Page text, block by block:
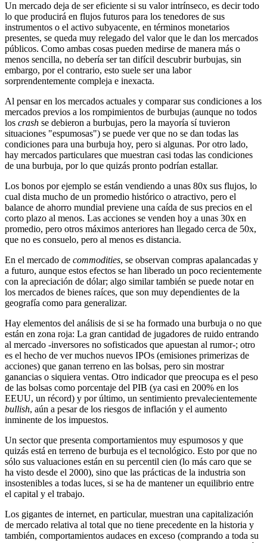
Un mercado deja de ser eficiente si su valor intrínseco, es decir todo
lo que producirá en flujos futuros para los tenedores de sus
instrumentos o el activo subyacente, en términos monetarios
presentes, se queda muy relegado del valor que le dan los mercados
públicos. Como ambas cosas pueden medirse de manera más o
menos sencilla, no debería ser tan difícil descubrir burbujas, sin
embargo, por el contrario, esto suele ser una labor
sorprendentemente compleja e inexacta.
Al pensar en los mercados actuales y comparar sus condiciones a los
mercados previos a los rompimientos de burbujas (aunque no todos
los crash se debieron a burbujas, pero la mayoría sí tuvieron
situaciones "espumosas") se puede ver que no se dan todas las
condiciones para una burbuja hoy, pero si algunas. Por otro lado,
hay mercados particulares que muestran casi todas las condiciones
de una burbuja, por lo que quizás pronto podrían estallar.
Los bonos por ejemplo se están vendiendo a unas 80x sus flujos, lo
cual dista mucho de un promedio histórico o atractivo, pero el
balance de ahorro mundial previene una caída de sus precios en el
corto plazo al menos. Las acciones se venden hoy a unas 30x en
promedio, pero otros máximos anteriores han llegado cerca de 50x,
que no es consuelo, pero al menos es distancia.
En el mercado de commodities, se observan compras apalancadas y
a futuro, aunque estos efectos se han liberado un poco recientemente
con la apreciación de dólar; algo similar también se puede notar en
los mercados de bienes raíces, que son muy dependientes de la
geografía como para generalizar.
Hay elementos del análisis de si se ha formado una burbuja o no que
están en zona roja: La gran cantidad de jugadores de ruido entrando
al mercado -inversores no sofisticados que apuestan al rumor-; otro
es el hecho de ver muchos nuevos IPOs (emisiones primerizas de
acciones) que ganan terreno en las bolsas, pero sin mostrar
ganancias o siquiera ventas. Otro indicador que preocupa es el peso
de las bolsas como porcentaje del PIB (ya casi en 200% en los
EEUU, un récord) y por último, un sentimiento prevalecientemente
bullish, aún a pesar de los riesgos de inflación y el aumento
inminente de los impuestos.
Un sector que presenta comportamientos muy espumosos y que
quizás está en terreno de burbuja es el tecnológico. Esto por que no
sólo sus valuaciones están en su percentil cien (lo más caro que se
ha visto desde el 2000), sino que las prácticas de la industria son
insostenibles a todas luces, si se ha de mantener un equilibrio entre
el capital y el trabajo.
Los gigantes de internet, en particular, muestran una capitalización
de mercado relativa al total que no tiene precedente en la historia y
también, comportamientos audaces en exceso (comprando a toda su